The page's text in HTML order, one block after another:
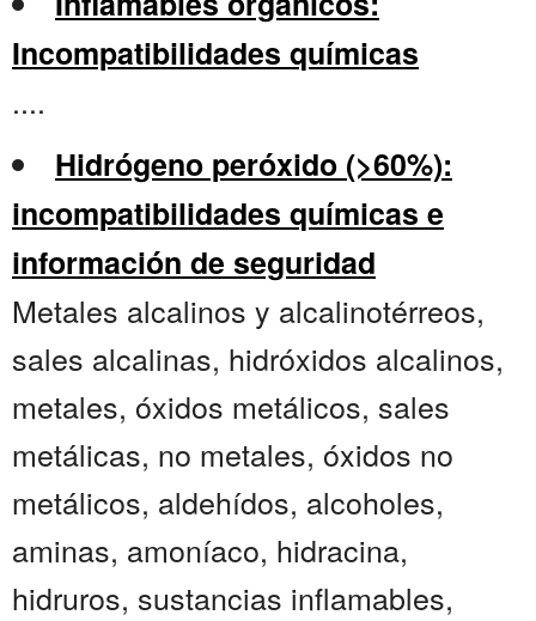
Incompatibilidades químicas
....
Hidrógeno peróxido (>60%):
incompatibilidades químicas e
información de seguridad
Metales alcalinos y alcalinotérreos,
sales alcalinas, hidróxidos alcalinos,
metales, óxidos metálicos, sales
metálicas, no metales, óxidos no
metálicos, aldehídos, alcoholes,
aminas, amoníaco, hidracina,
hidruros, sustancias inflamables,